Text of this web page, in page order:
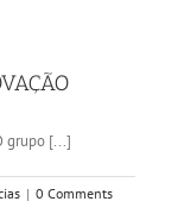
grupo [...]
| 0 Comments